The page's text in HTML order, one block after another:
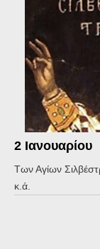
2 Ιανουαρίου
Των Αγίων
κ.ά.